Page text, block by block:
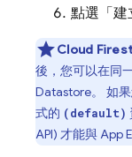
點選「建
Cloud
後，您可以在同
Datastore。 如
式的 (default)
API) 才能與App